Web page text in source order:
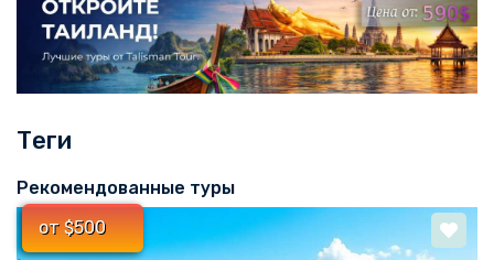
Туры
Тур. фирмы
Табло прилета
Войти
Теги
Рекомендованные туры
от $500